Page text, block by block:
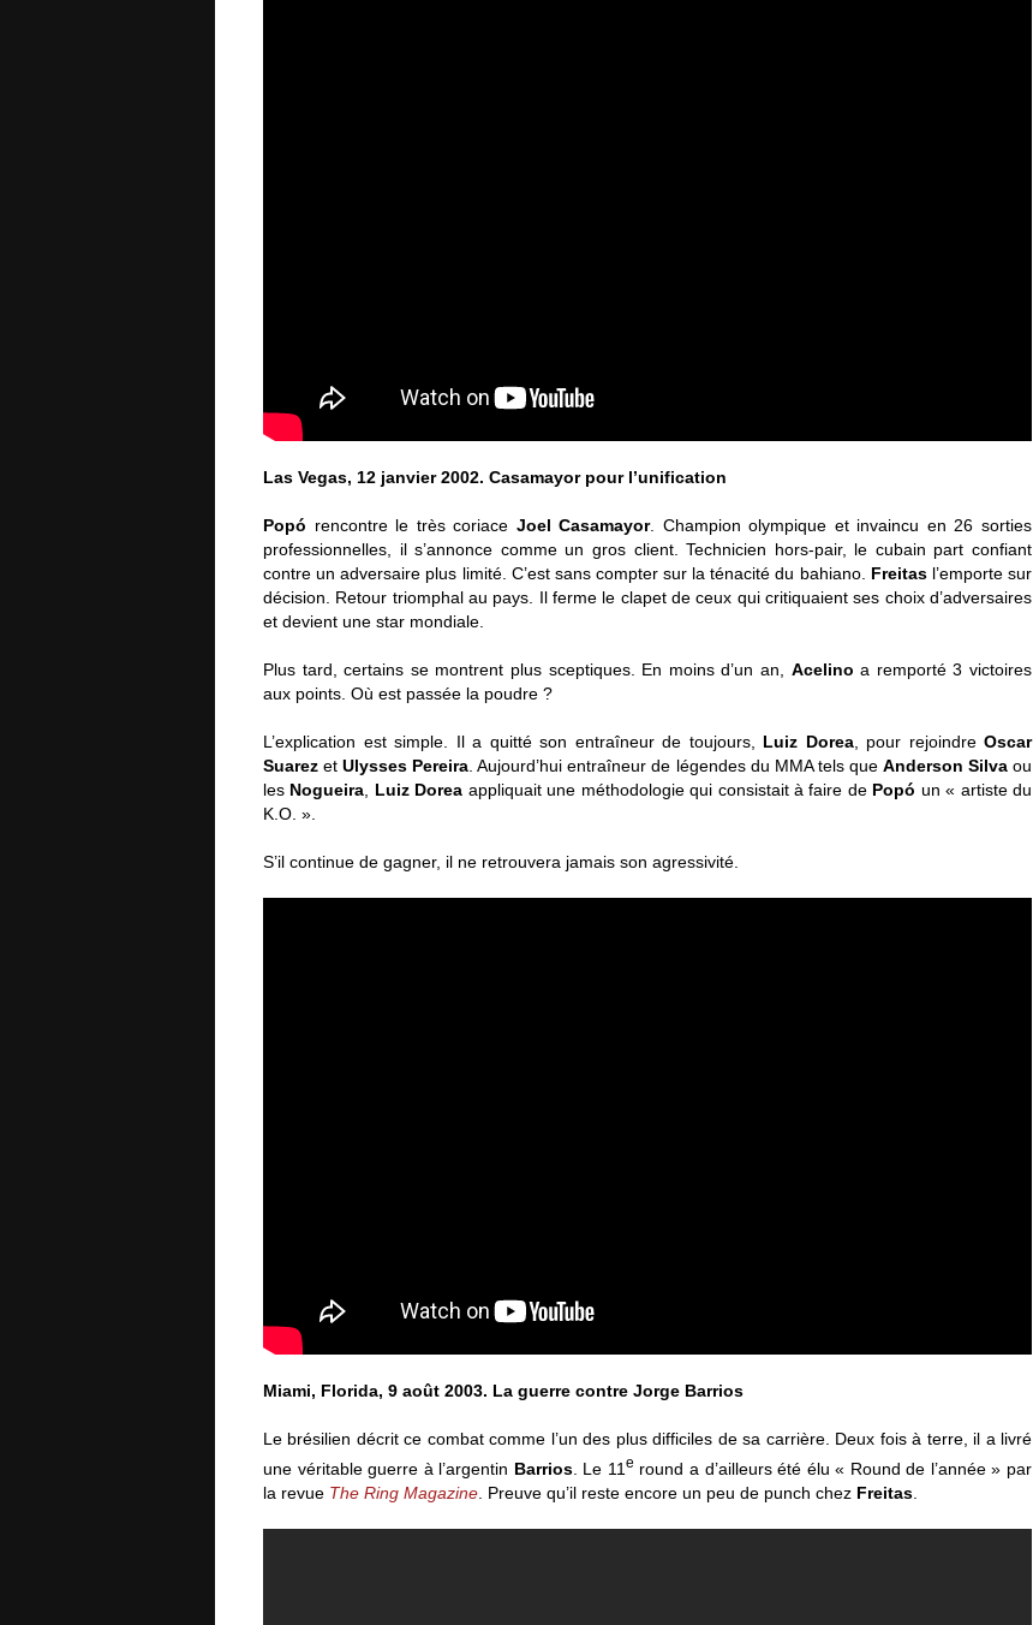
Las Vegas, 12 janvier 2002. Casamayor pour l’unification
Popó rencontre le très coriace Joel Casamayor. Champion olympique et invaincu en 26 sorties
professionnelles, il s’annonce comme un gros client. Technicien hors-pair, le cubain part confiant
contre un adversaire plus limité. C’est sans compter sur la ténacité du bahiano. Freitasl’emporte sur
décision. Retour triomphal au pays. Il ferme le clapet de ceux qui critiquaient ses choix d’adversaires
et devient une star mondiale.
Plus tard, certains se montrent plus sceptiques. En moins d’un an, Acelino a remporté 3 victoires
aux points. Où est passée la poudre ?
L’explication est simple. Il a quitté son entraîneur de toujours, Luiz Dorea, pour rejoindre Oscar
Suarez etUlysses Pereira. Aujourd’hui entraîneur de légendes du MMA tels que Anderson Silvaou
les Nogueira, Luiz Dorea appliquait une méthodologie qui consistait à faire de Popó un « artiste du
K.O. ».
S’il continue de gagner, il ne retrouvera jamais son agressivité.
Miami, Florida, 9 août 2003. La guerre contre Jorge Barrios
Le brésilien décrit ce combat comme l’un des plus difficiles de sa carrière. Deux fois à terre, il a livré
une véritable guerre à l’argentin Barrios. Le 11 e round a d’ailleurs été élu « Round de l’année » par
la revue The Ring Magazine . Preuve qu’il reste encore un peu de punch chez Freitas